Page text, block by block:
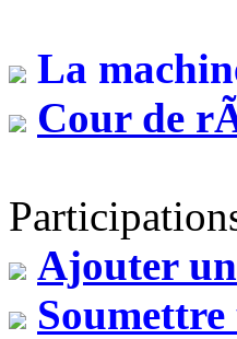
La
Cour de
Ajouter